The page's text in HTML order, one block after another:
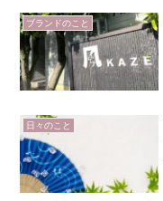
ブランドのこと
日々のこと